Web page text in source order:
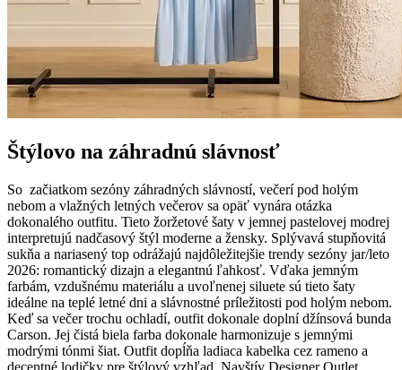
Štýlovo na záhradnú slávnosť
So začiatkom sezóny záhradných slávností, večerí pod holým
nebom a vlažných letných večerov sa opäť vynára otázka
dokonalého outfitu. Tieto žoržetové šaty v jemnej pastelovej modrej
interpretujú nadčasový štýl moderne a žensky. Splývavá stupňovitá
sukňa a nariasený top odrážajú najdôležitejšie trendy sezóny jar/leto
2026: romantický dizajn a elegantnú ľahkosť. Vďaka jemným
farbám, vzdušnému materiálu a uvoľnenej siluete sú tieto šaty
ideálne na teplé letné dni a slávnostné príležitosti pod holým nebom.
Keď sa večer trochu ochladí, outfit dokonale doplní džínsová bunda
Carson. Jej čistá biela farba dokonale harmonizuje s jemnými
modrými tónmi šiat. Outfit dopĺňa ladiaca kabelka cez rameno a